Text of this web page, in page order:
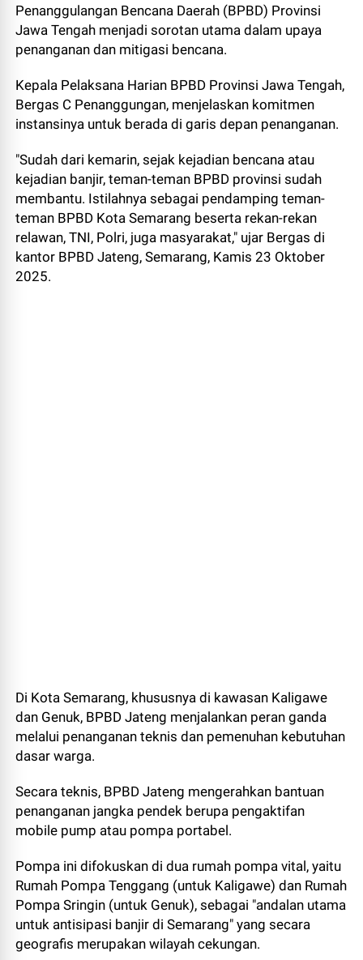
Penanggulangan Bencana Daerah (BPBD) Provinsi
Jawa Tengah menjadi sorotan utama dalam upaya
penanganan dan mitigasi bencana.
Kepala Pelaksana Harian BPBD Provinsi Jawa Tengah,
Bergas C Penanggungan, menjelaskan komitmen
instansinya untuk berada di garis depan penanganan.
"Sudah dari kemarin, sejak kejadian bencana atau
kejadian banjir, teman-teman BPBD provinsi sudah
membantu. Istilahnya sebagai pendamping teman-
teman BPBD Kota Semarang beserta rekan-rekan
relawan, TNI, Polri, juga masyarakat," ujar Bergas di
kantor BPBD Jateng, Semarang, Kamis 23 Oktober
2025.
Di Kota Semarang, khususnya di kawasan Kaligawe
dan Genuk, BPBD Jateng menjalankan peran ganda
melalui penanganan teknis dan pemenuhan kebutuhan
dasar warga.
Secara teknis, BPBD Jateng mengerahkan bantuan
penanganan jangka pendek berupa pengaktifan
mobile pump atau pompa portabel.
Pompa ini difokuskan di dua rumah pompa vital, yaitu
Rumah Pompa Tenggang (untuk Kaligawe) dan Rumah
Pompa Sringin (untuk Genuk), sebagai "andalan utama
untuk antisipasi banjir di Semarang" yang secara
geografis merupakan wilayah cekungan.